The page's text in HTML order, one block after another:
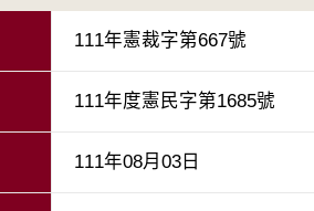
111年憲裁字第667號
111年度憲民字第1685號
111年08月03日